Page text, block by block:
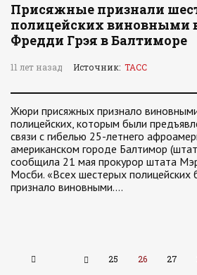
Присяжные признали
полицейских виновными
Фредди Грэя в Балтиморе
11 лет назад Источник: ТАСС
Жюри присяжных признало
полицейских, которым были
связи с гибелью 25-летнего
американском городе Балтимор
сообщила 21 мая прокурор штата
Мосби. «Всех шестерых
признало виновными.…
25 26 27